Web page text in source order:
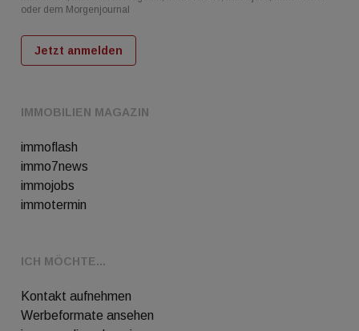
IMMOBILIEN MAGAZIN
immoflash
immo7news
immojobs
immotermin
ICH MÖCHTE...
Kontakt aufnehmen
Werbeformate ansehen
oder dem Morgenjournal
Jetzt anmelden